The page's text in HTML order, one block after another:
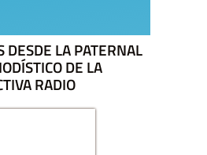
DESDE LA PATERNAL
DE LA
RADIO